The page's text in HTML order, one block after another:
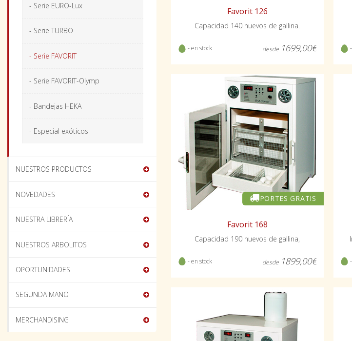
Favorit 126
Capacidad 140 huevos de gallina.
- en stock desde 1699,00€
PORTES GRATIS
Favorit 168
Capacidad 190 huevos de gallina,
- en stock desde 1899,00€
- Serie EURO-Lux
- Serie TURBO
- Serie FAVORIT
- Serie FAVORIT-Olymp
- Bandejas HEKA
- Especial exóticos
NUESTROS PRODUCTOS
NOVEDADES
NUESTRA LIBRERÍA
NUESTROS ARBOLITOS
OPORTUNIDADES
SEGUNDA MANO
MERCHANDISING